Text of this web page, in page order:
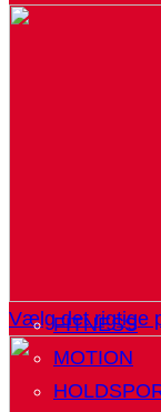
Vælg det rigtige
FITNESS
MOTION